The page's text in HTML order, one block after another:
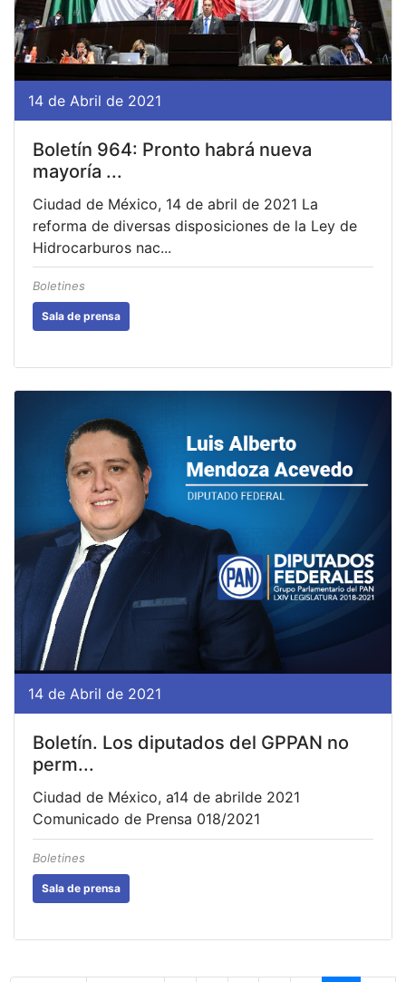
14 de Abril de 2021
Boletín 964: Pronto habrá nueva
mayoría ...
Ciudad de México, 14 de abril de 2021 La
reforma de diversas disposiciones de la Ley de
Hidrocarburos nac...
Boletines
Sala de prensa
14 de Abril de 2021
Boletín. Los diputados del GPPAN no
perm...
Ciudad de México, a14 de abrilde 2021
Comunicado de Prensa 018/2021
Boletines
Sala de prensa